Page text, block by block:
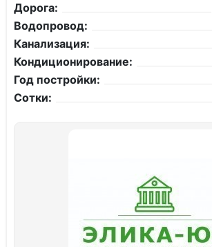
Дорога:
Водопровод:
Канализация:
Кондиционирование:
Год постройки:
Сотки: